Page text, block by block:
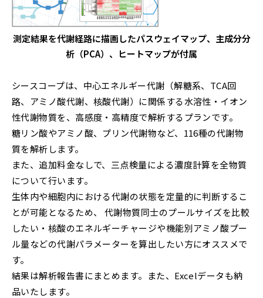
測定結果を代謝経路に描画したパスウェイマップ、主成分分
析（PCA）、ヒートマップが付属
シースコープは、中心エネルギー代謝（解糖系、TCA回
路、アミノ酸代謝、核酸代謝）に関係する水溶性・イオン
性代謝物質を、高感度・高精度で解析するプランです。
糖リン酸やアミノ酸、プリン代謝物など、116種の代謝物
質を解析します。
また、追加料金なしで、三点検量による濃度計算を全物質
について行います。
生体内や細胞内における代謝の状態を定量的に判断するこ
とが可能となるため、 代謝物質同士のプールサイズを比較
したい・核酸のエネルギーチャージや機能別アミノ酸プー
ル量などの代謝パラメーターを算出したい方にオススメで
す。
結果は解析報告書にまとめます。また、Excelデータも納
品いたします。